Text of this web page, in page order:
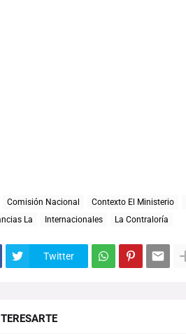
Comisión Nacional Contexto El Ministerio
La Internacionales La Contraloría
Twitter